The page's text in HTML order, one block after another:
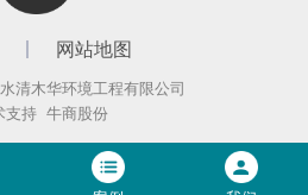
网站地图
清木华环境工程有限公司
支持 牛商股份